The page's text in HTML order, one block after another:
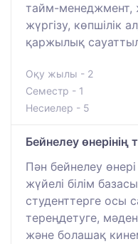
тайм-менеджмент,
жүргізу, көпшілік
қаржылық
Оқу жылы - 2
Семестр - 1
Несиелер - 5
Бейнелеу өнерінің
Пән бейнелеу
жүйелі білім
студенттерге осы
тереңдетуге,
және болашақ